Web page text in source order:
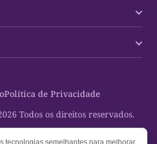
Todos os direitos reservados.
Política de Privacidade
tecnologias semelhantes para melhorar